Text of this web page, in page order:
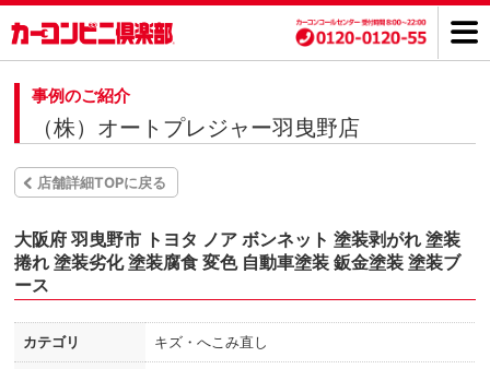
事例のご紹介
（株）オートプレジャー羽曳野店
店舗詳細TOPに戻る
大阪府 羽曳野市 トヨタ ノア ボンネット 塗装剥がれ 塗装
捲れ 塗装劣化 塗装腐食 変色 自動車塗装 鈑金塗装 塗装ブ
ース
カテゴリ キズ・へこみ直し